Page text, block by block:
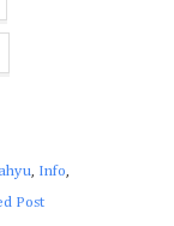
, Info,
Post